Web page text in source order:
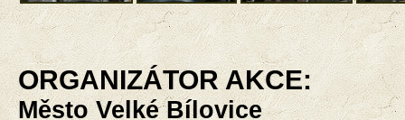
ORGANIZÁTOR AKCE:
Město Velké Bílovice